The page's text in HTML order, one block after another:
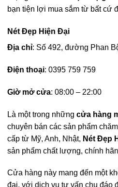
bạn tiện lợi mua sắm từ bất cứ
Nét Đẹp Hiện Đại
Địa chỉ: Số 492, đường Phan
Điện thoại: 0395 759 759
Giờ mở cửa: 08:00 – 22:00
Là một trong những cửa hàng
chuyên bán các sản phẩm
cấp từ Mỹ, Anh, Nhật, Nét Đẹp
sản phẩm chất lượng, chính
Cửa hàng này mang đến một
đại, với dịch vụ tư vấn chu đáo